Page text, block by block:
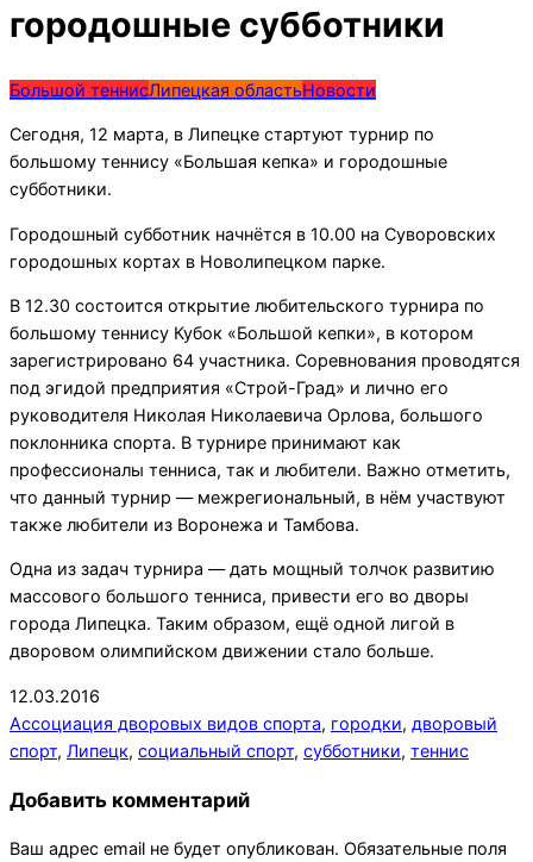
городошные субботники
Большой теннисЛипецкая областьНовости
Сегодня, 12 марта, в Липецке стартуют турнир по
большому теннису «Большая кепка» и городошные
субботники.
Городошный субботник начнётся в 10.00 на Суворовских
городошных кортах в Новолипецком парке.
В 12.30 состоится открытие любительского турнира по
большому теннису Кубок «Большой кепки», в котором
зарегистрировано 64 участника. Соревнования проводятся
под эгидой предприятия «Строй-Град» и лично его
руководителя Николая Николаевича Орлова, большого
поклонника спорта. В турнире принимают как
профессионалы тенниса, так и любители. Важно отметить,
что данный турнир — межрегиональный, в нём участвуют
также любители из Воронежа и Тамбова.
Одна из задач турнира — дать мощный толчок развитию
массового большого тенниса, привести его во дворы
города Липецка. Таким образом, ещё одной лигой в
дворовом олимпийском движении стало больше.
2016-
03-
12
12.03.2016
Ассоциация дворовых видов спорта, городки, дворовый
спорт, Липецк, социальный спорт, субботники, теннис
Добавить комментарий
Ваш адрес email не будет опубликован. Обязательные поля